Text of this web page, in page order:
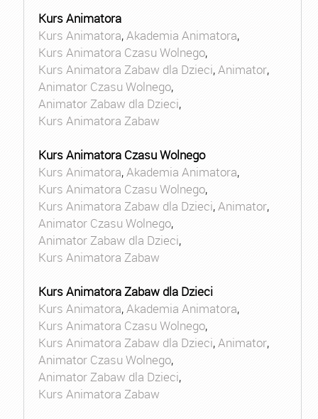
Kurs Animatora
Kurs Animatora,Akademia Animatora,
Kurs Animatora Czasu Wolnego,
Kurs Animatora Zabaw dla Dzieci,Animator,
Animator Czasu Wolnego,
Animator Zabaw dla Dzieci,
Kurs Animatora Zabaw
Kurs Animatora Czasu Wolnego
Kurs Animatora,Akademia Animatora,
Kurs Animatora Czasu Wolnego,
Kurs Animatora Zabaw dla Dzieci,Animator,
Animator Czasu Wolnego,
Animator Zabaw dla Dzieci,
Kurs Animatora Zabaw
Kurs Animatora Zabaw dla Dzieci
Kurs Animatora,Akademia Animatora,
Kurs Animatora Czasu Wolnego,
Kurs Animatora Zabaw dla Dzieci,Animator,
Animator Czasu Wolnego,
Animator Zabaw dla Dzieci,
Kurs Animatora Zabaw